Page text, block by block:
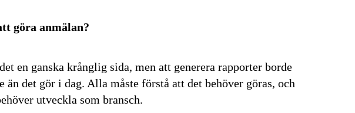
göra anmälan?
en ganska krånglig sida, men att generera rapporter borde
än det gör i dag. Alla måste förstå att det behöver göras, och
utveckla som bransch.